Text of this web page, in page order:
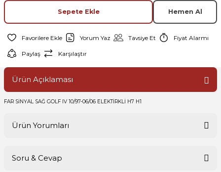
Sepete Ekle Hemen Al
Yorum Yaz Tavsiye Et Fiyat Alarmı
Paylaş Karşılaştır
Ürün Açıklaması
FAR SİNYAL SAĞ GOLF IV 10/97-06/06 ELEKTİRKLİ H7 H1
Ürün Yorumları
Soru & Cevap